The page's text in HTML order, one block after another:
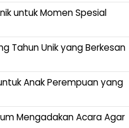
untuk Momen Spesial
Tahun Unik yang Berkesan
Anak Perempuan yang
Mengadakan Acara Agar